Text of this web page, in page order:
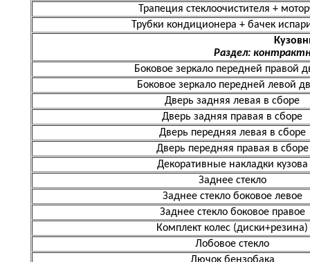
Трапеция стеклоочистителя +
Трубки кондиционера + бачек
Раздел:
Боковое зеркало передней правой
Боковое зеркало передней левой
Дверь задняя левая в сборе
Дверь задняя правая в сборе
Дверь передняя левая в сборе
Дверь передняя правая в сборе
Декоративные накладки кузова
Заднее стекло
Заднее стекло боковое левое
Заднее стекло боковое правое
Комплект колес (диски+резина)
Лобовое стекло